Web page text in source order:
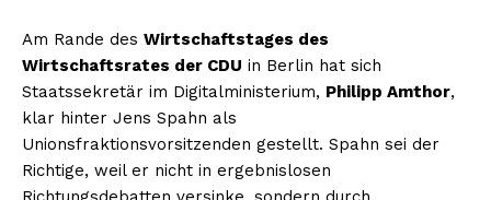
Am Rande des Wirtschaftstages des
Wirtschaftsrates der CDU in Berlin hat sich
Staatssekretär im Digitalministerium, Philipp Amthor,
klar hinter Jens Spahn als
Unionsfraktionsvorsitzenden gestellt. Spahn sei der
Richtige, weil er nicht in ergebnislosen